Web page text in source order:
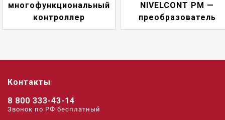
многофункциональный
контроллер
NIVELCONT PM —
преобразователь
Контакты
8 800 333-43-14
Звонок по РФ беcплатный